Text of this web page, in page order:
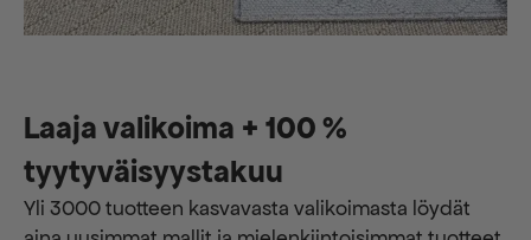
Laaja valikoima + 100 %
tyytyväisyystakuu
Yli 3000 tuotteen kasvavasta valikoimasta löydät